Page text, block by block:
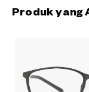
Produk yang